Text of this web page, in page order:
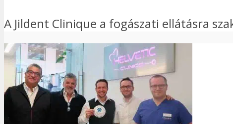
A Jildent Clinique a fogászati ellátásra